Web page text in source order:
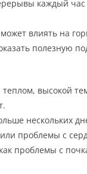
каждый
влиять на
полезную
высокой
нескольких
проблемы с
проблемы с